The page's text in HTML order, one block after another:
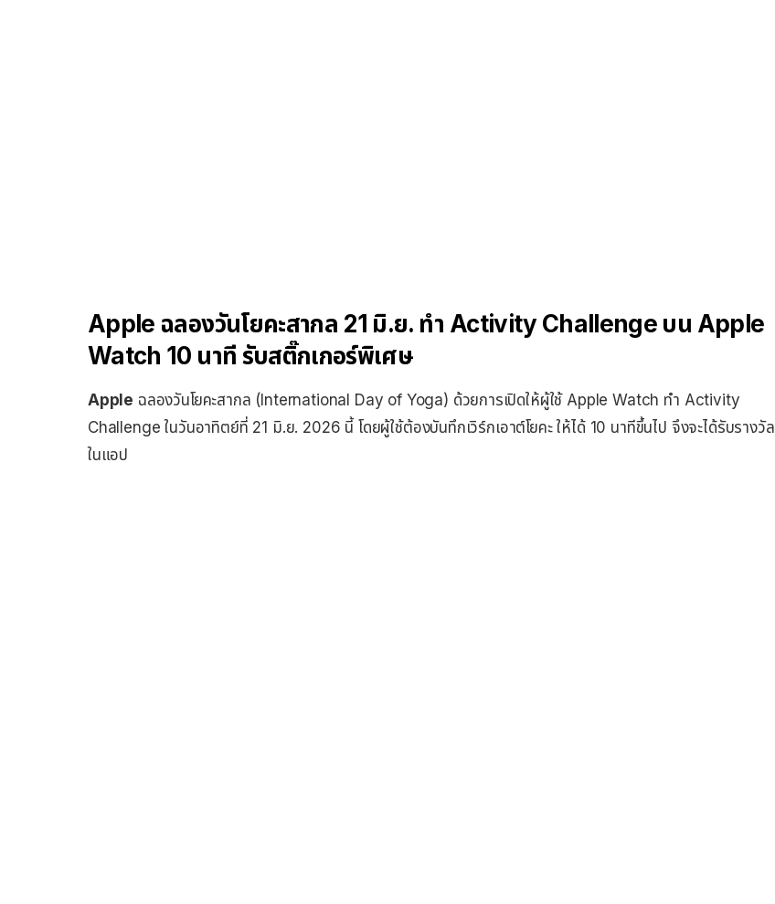
Apple ฉลองวันโยคะสากล 21 มิ.ย. ทำ Activity Challenge บน Apple
Watch 10 นาที รับสติ๊กเกอร์พิเศษ
Apple ฉลองวันโยคะสากล (International Day of Yoga) ด้วยการเปิดให้ผู้ใช้ Apple Watch ทำ Activity
Challenge ในวันอาทิตย์ที่ 21 มิ.ย. 2026 นี้ โดยผู้ใช้ต้องบันทึกเวิร์กเอาต์โยคะ ให้ได้ 10 นาทีขึ้นไป จึงจะได้รับรางวัล
ในแอป